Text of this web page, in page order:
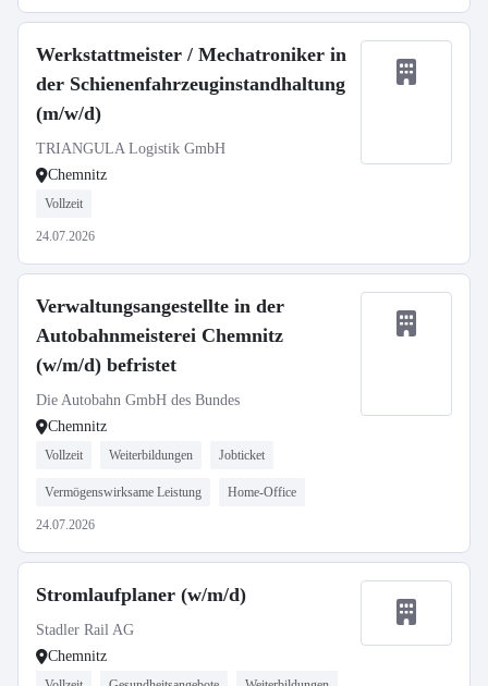
Werkstattmeister / Mechatroniker in
der Schienenfahrzeuginstandhaltung
(m/w/d)
TRIANGULA Logistik GmbH
Chemnitz
Vollzeit
24.07.2026
Verwaltungsangestellte in der
Autobahnmeisterei Chemnitz
(w/m/d) befristet
Die Autobahn GmbH des Bundes
Chemnitz
Vollzeit Weiterbildungen Jobticket
Vermögenswirksame Leistung Home-Office
24.07.2026
Stromlaufplaner (w/m/d)
Stadler Rail AG
Chemnitz